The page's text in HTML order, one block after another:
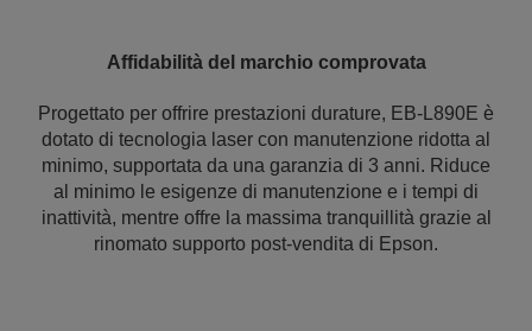
Affidabilità del marchio comprovata
Progettato per offrire prestazioni durature, EB-L890E è
dotato di tecnologia laser con manutenzione ridotta al
minimo, supportata da una garanzia di 3 anni. Riduce
al minimo le esigenze di manutenzione e i tempi di
inattività, mentre offre la massima tranquillità grazie al
rinomato supporto post-vendita di Epson.